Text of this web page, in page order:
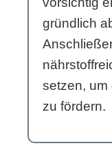
gründlich
setzen, um
zu fördern.